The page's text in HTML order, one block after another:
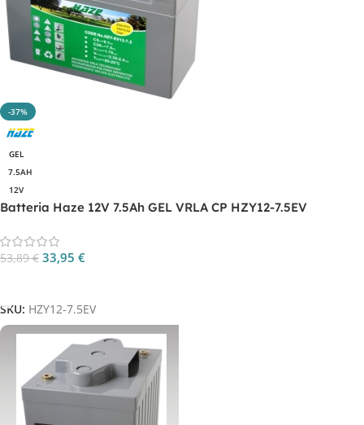
-37%
GEL
7.5AH
12V
Batteria Haze 12V 7.5Ah GEL VRLA CP HZY12-7.5EV
53,89€ 33,95 €
SKU: HZY12-7.5EV